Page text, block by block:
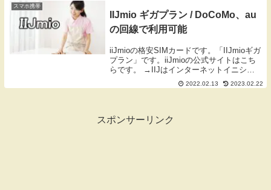
スマホ携帯
IIJmio ギガプラン / DoCoMo、au
の回線で利用可能
iiJmioの格安SIMカードです。「IIJmioギガ
プラン」です。iiJmioの公式サイトはこち
らです。 →IIJはインターネットイニシア
ティブジャパン株式会社の略です。20年以
上の歴史を持つ電子通信会社として実績の
2022.02.13 2023.02.22
スポンサーリンク